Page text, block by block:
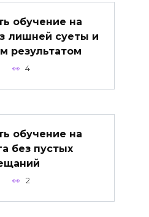
обучение на
лишней суеты и
результатом
4
обучение на
без пустых
2